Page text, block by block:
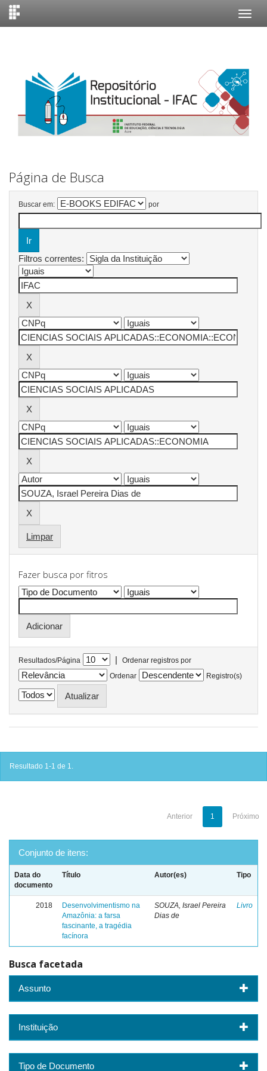
Página de Busca
Buscar em: por
Filtros correntes:
Limpar
Fazer busca por fitros
Resultados/Página |
Ordenar registros por
Ordenar
Registro(s)
Resultado 1-1 de 1.
Anterior 1 Próximo
Conjunto de itens:
Data do
documento
Título Autor(es) Tipo
2018
Desenvolvimentismo na
Amazônia: a farsa
fascinante, a tragédia
facínora
SOUZA, Israel Pereira
Dias de
Livro
Busca facetada
Assunto
Instituição
Tipo de Documento